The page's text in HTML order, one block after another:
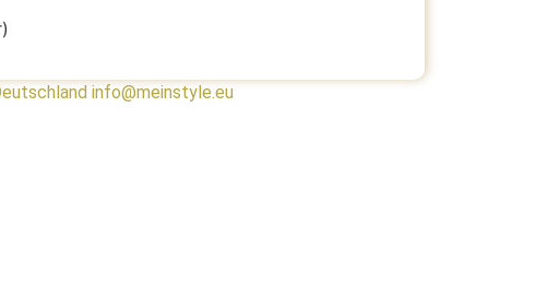
info@meinstyle.eu